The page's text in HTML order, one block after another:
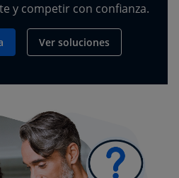
y competir con confianza.
Ver soluciones